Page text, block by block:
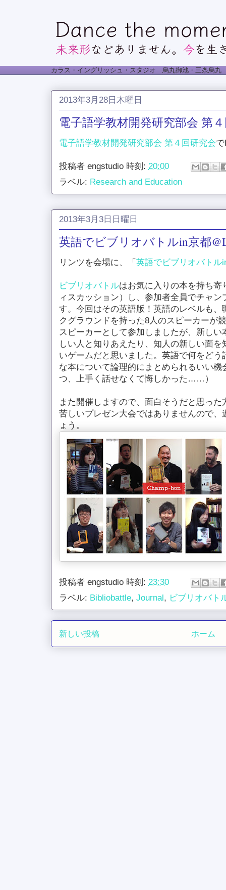
カラス・イングリッシュ・スタジオ 烏丸御池・三条烏
2013年3月28日木曜日
電子語学教材開発研究部会 第
電子語学教材開発研究部会 第４回研究会
投稿者 engstudio 時刻: 20:00
ラベル: Research and Education
2013年3月3日日曜日
英語でビブリオバトルin京都
リンツを会場に、「 英語でビブリオバトル
ビブリオバトルはお気に入りの本を持ち寄
ィスカッション）し、参加者全員でチャ
す。今回はその英語版！英語のレベルも
クグラウンドを持った8人のスピーカーが
スピーカーとして参加しましたが、新し
しい人と知りあえたり、知人の新しい面
いゲームだと思いました。英語で何をど
な本について論理的にまとめられるいい
つ、上手く話せなくて悔しかった……）
また開催しますので、面白そうだと思っ
苦しいプレゼン大会ではありませんので
ょう。
投稿者 engstudio 時刻: 23:30
ラベル: Bibliobattle, Journal, ビブリオバト
新しい投稿 ホーム